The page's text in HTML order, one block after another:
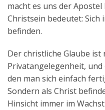
macht es uns der
Christsein bedeutet: Sich
befinden.
Der christliche Glaube ist
Privatangelegenheit,
den man sich einfach
Sondern als Christ
Hinsicht immer im